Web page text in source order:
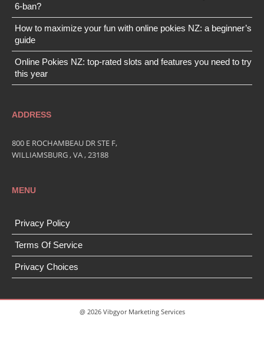
6-ban?
How to maximize your fun with online pokies NZ: a beginner’s
guide
Online Pokies NZ: top-rated slots and features you need to try
this year
ADDRESS
800 E ROCHAMBEAU DR STE F,
WILLIAMSBURG , VA , 23188
MENU
Privacy Policy
Terms Of Service
Privacy Choices
@ 2026 Vibgyor Marketing Services